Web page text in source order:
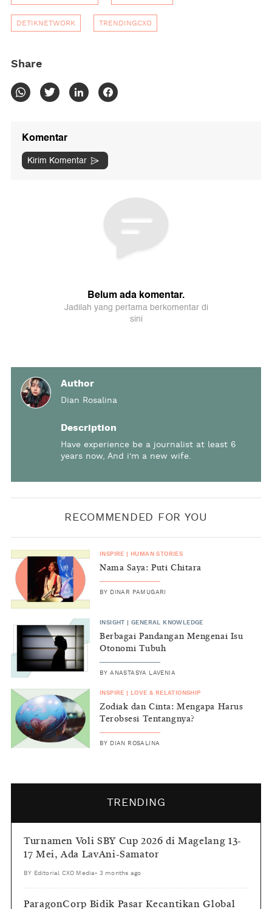
DETIKNETWORK TRENDINGCXO
Share
Author
Dian Rosalina
Description
Have experience be a journalist at least 6
years now, And i'm a new wife.
RECOMMENDED FOR YOU
INSPIRE HUMAN STORIES
Nama Saya: Puti Chitara
BY DINAR PAMUGARI
INSIGHT |GENERAL KNOWLEDGE
Berbagai Pandangan Mengenai Isu
Otonomi Tubuh
BYANASTASYA LAVENIA
INSPIRE LOVE & RELATIONSHIP
Zodiak dan Cinta: Mengapa Harus
Terobsesi Tentangnya?
BY DIAN ROSALINA
TRENDING
Turnamen Voli SBY Cup 2026 di Magelang 13-
17 Mei, Ada LavAni-Samator
BY Editorial CXO Media• 3 months ago
ParagonCorp Bidik Pasar Kecantikan Global